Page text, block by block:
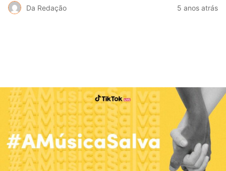
Da Redação 5 anos atrás